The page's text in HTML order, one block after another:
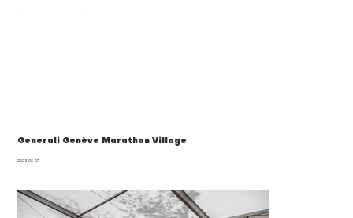
Generali Genève Marathon Village
2023-05-07